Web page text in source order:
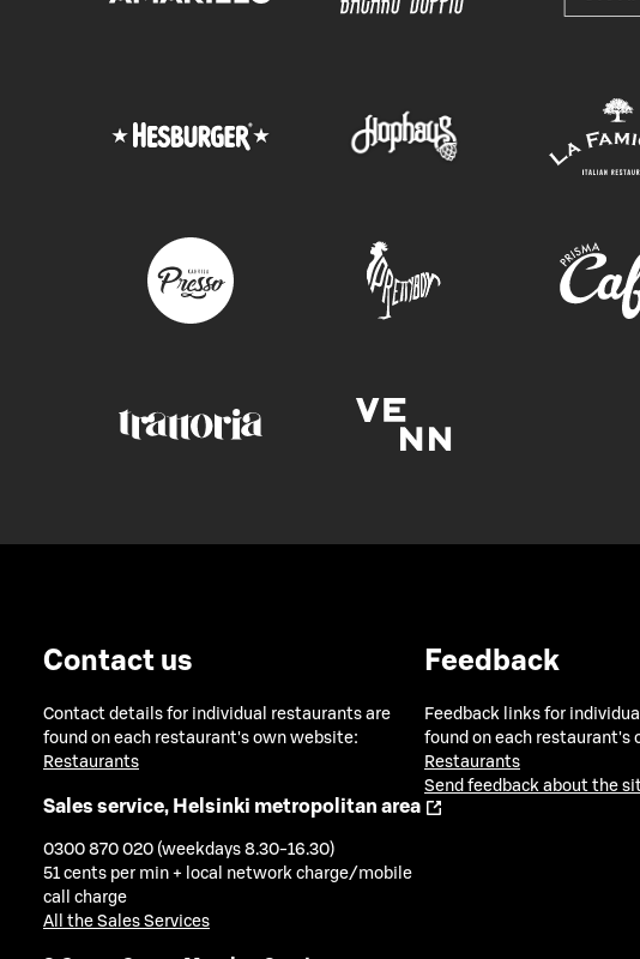
Contact us
Contact details for individual restaurants are
found on each restaurant's own website:
Restaurants
Sales service, Helsinki metropolitan area
0300 870 020 (weekdays 8.30-16.30)
51 cents per min + local network charge/mobile
call charge
All the Sales Services
Feedback
Feedback links for
found on each restaurant's
Restaurants
Send feedback about the